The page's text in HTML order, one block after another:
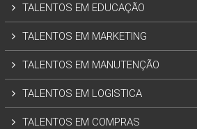
TALENTOS EM EDUCAÇÃO
TALENTOS EM MARKETING
TALENTOS EM MANUTENÇÃO
TALENTOS EM LOGISTICA
TALENTOS EM COMPRAS